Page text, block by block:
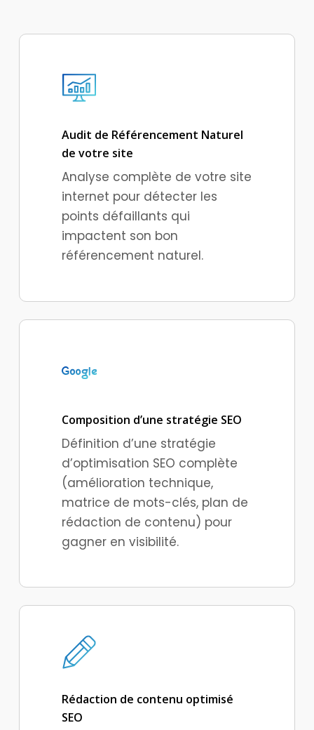
Audit de Référencement Naturel
de votre site
Analyse complète de votre site
internet pour détecter les
points défaillants qui
impactent son bon
référencement naturel.
Composition d’une stratégie SEO
Définition d’une stratégie
d’optimisation SEO complète
(amélioration technique,
matrice de mots-clés, plan de
rédaction de contenu) pour
gagner en visibilité.
Rédaction de contenu optimisé
SEO